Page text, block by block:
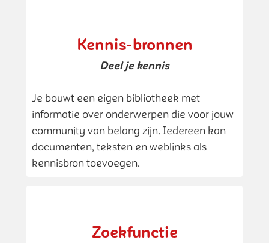
Kennis-bronnen
Deel je kennis
Je bouwt een eigen bibliotheek met
informatie over onderwerpen die voor jouw
community van belang zijn. Iedereen kan
documenten, teksten en weblinks als
kennisbron toevoegen.
Zoekfunctie